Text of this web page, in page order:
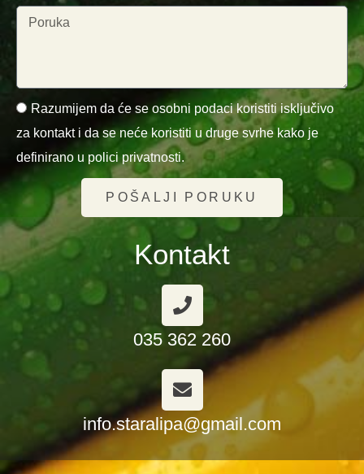
Razumijem da će se osobni podaci koristiti isključivo
za kontakt i da se neće koristiti u druge svrhe kako je
definirano u polici privatnosti.
POŠALJI PORUKU
Kontakt
035 362 260
info.staralipa@gmail.com